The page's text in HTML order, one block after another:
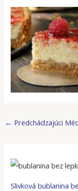
← Predchádzajúci
Slivková bublanina